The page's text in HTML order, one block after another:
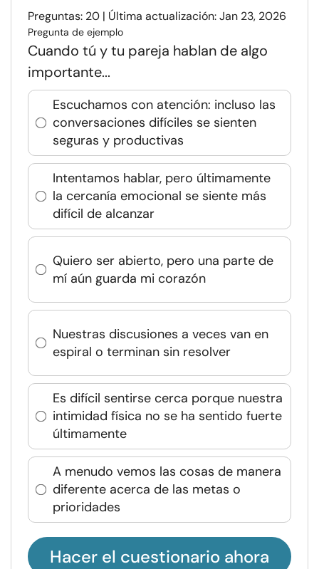
Preguntas: 20 | Última actualización: Jan 23, 2026
Pregunta de ejemplo
Cuando tú y tu pareja hablan de algo
importante...
Escuchamos con atención: incluso las
conversaciones difíciles se sienten
seguras y productivas
Intentamos hablar, pero últimamente
la cercanía emocional se siente más
difícil de alcanzar
Quiero ser abierto, pero una parte de
mí aún guarda mi corazón
Nuestras discusiones a veces van en
espiral o terminan sin resolver
Es difícil sentirse cerca porque nuestra
intimidad física no se ha sentido fuerte
últimamente
A menudo vemos las cosas de manera
diferente acerca de las metas o
prioridades
Hacer el cuestionario ahora